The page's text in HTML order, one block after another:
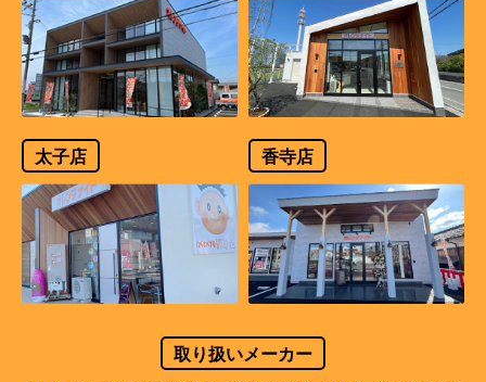
太子店 香寺店
取り扱いメーカー